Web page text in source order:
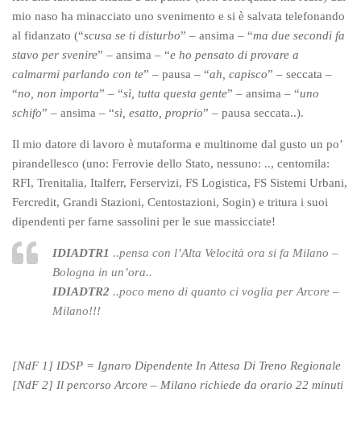
mio naso ha minacciato uno svenimento e si è salvata telefonando
al fidanzato (“scusa se ti disturbo” – ansima – “ma due secondi fa
stavo per svenire” – ansima – “e ho pensato di provare a
calmarmi parlando con te” – pausa – “ah, capisco” – seccata –
“no, non importa” – “sì, tutta questa gente” – ansima – “uno
schifo” – ansima – “sì, esatto, proprio” – pausa seccata..).
Il mio datore di lavoro è mutaforma e multinome dal gusto un po’
pirandellesco (uno: Ferrovie dello Stato, nessuno: .., centomila:
RFI, Trenitalia, Italferr, Ferservizi, FS Logistica, FS Sistemi Urbani,
Fercredit, Grandi Stazioni, Centostazioni, Sogin) e tritura i suoi
dipendenti per farne sassolini per le sue massicciate!
IDIADTR1 ..pensa con l’Alta Velocità ora si fa Milano –
Bologna in un’ora..
IDIADTR2 ..poco meno di quanto ci voglia per Arcore –
Milano!!!
[NdF 1] IDSP = Ignaro Dipendente In Attesa Di Treno Regionale
[NdF 2] Il percorso Arcore – Milano richiede da orario 22 minuti